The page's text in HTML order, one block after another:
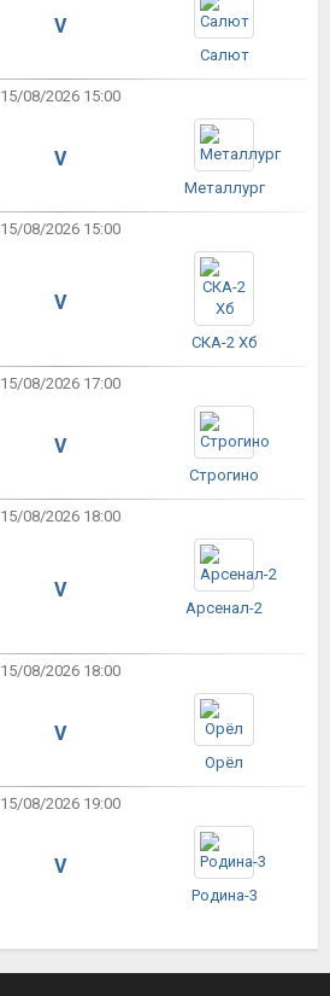
V
Салют
15/08/2026 15:00
V
Металлург
15/08/2026 15:00
V
СКА-2 Хб
15/08/2026 17:00
V
Строгино
15/08/2026 18:00
V
Арсенал-2
15/08/2026 18:00
V
Орёл
15/08/2026 19:00
V
Родина-3